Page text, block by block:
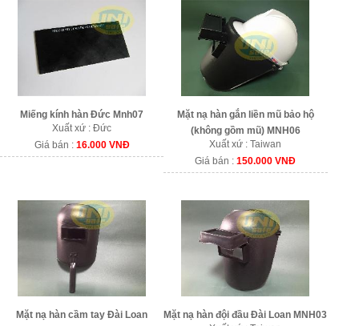
Miếng kính hàn Đức Mnh07
Xuất xứ : Đức
Giá bán : 16.000 VNĐ
Mặt nạ hàn gắn liền mũ bảo hộ
(không gồm mũ) MNH06
Xuất xứ : Taiwan
Giá bán :150.000 VNĐ
Mặt nạ hàn cầm tay Đài Loan
Mặt nạ hàn đội đầu Đài Loan MNH03